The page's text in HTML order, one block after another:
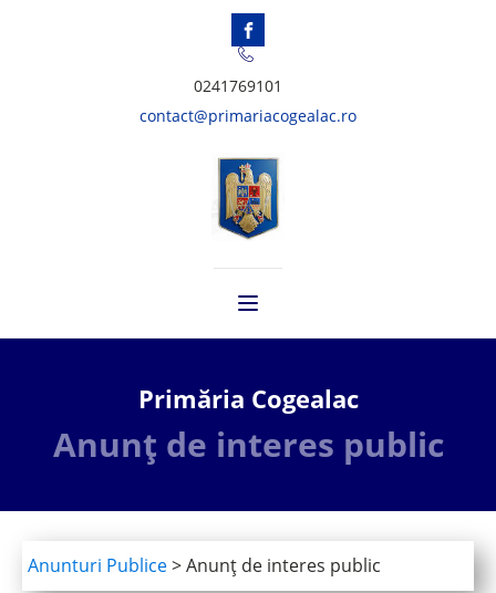
0241769101
contact@primariacogealac.ro
Primăria Cogealac
Anunț de interes public
Anunturi Publice>Anunț de interes public